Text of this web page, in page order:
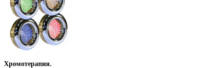
Хромотерапия.